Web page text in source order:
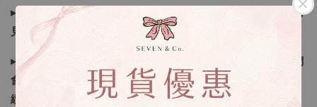
▸所有商品皆以日本、韓國售完為止，如下單後遇缺貨情形請
見諒
▸因日本商品貨況和價格是浮動的，若遇到缺貨或者調價我們
會視情況等待下單，若您想要知道即時貨況還請主動聯繫後
續喔